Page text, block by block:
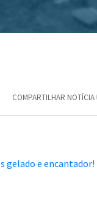
COMPARTILHAR NOTÍCIA